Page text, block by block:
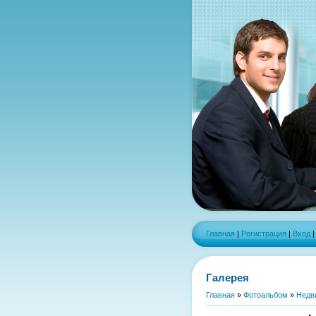
Главная | Регистрация | Вход |
Галерея
Главная » Фотоальбом »